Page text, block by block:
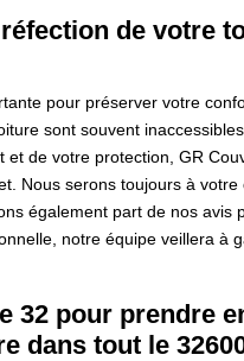
de votre
pour préserver votre
sont souvent
de votre protection, GR
Nous serons toujours à
également part de nos avis
notre équipe veillera à
32 pour prendre
dans tout le